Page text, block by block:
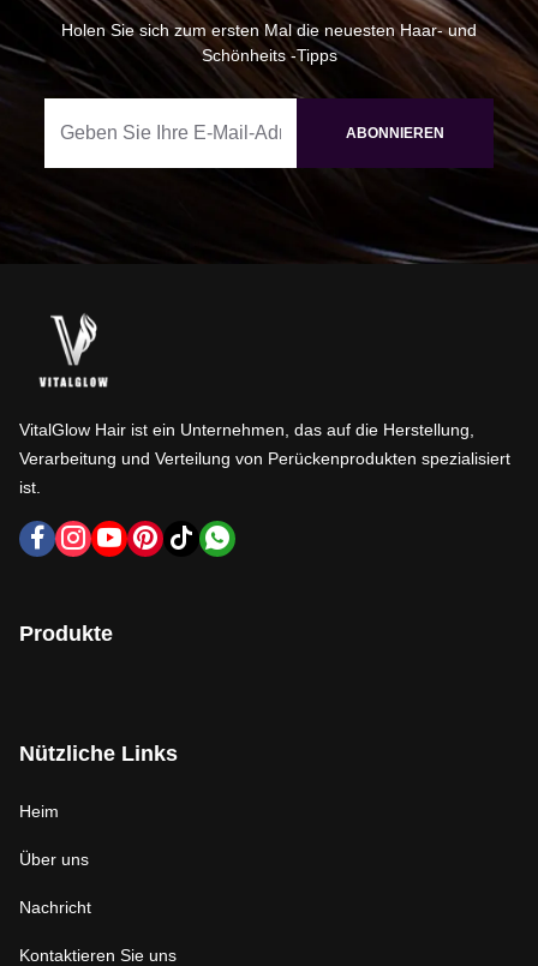
Holen Sie sich zum ersten Mal die neuesten Haar- und
Schönheits -Tipps
ABONNIEREN
VitalGlow Hair ist ein Unternehmen, das auf die Herstellung,
Verarbeitung und Verteilung von Perückenprodukten spezialisiert
ist.
Produkte
Nützliche Links
Heim
Über uns
Nachricht
Kontaktieren Sie uns